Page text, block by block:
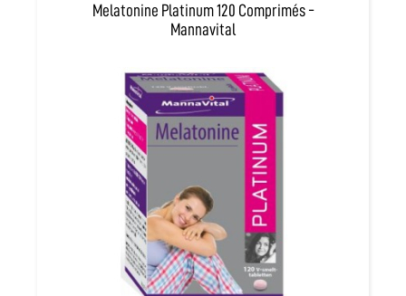
Melatonine Platinum 120 Comprimés -
Mannavital